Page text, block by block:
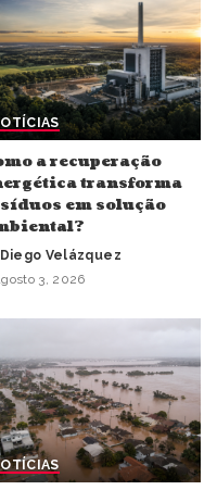
a recuperação
transforma
em solução
Diego Velázquez
3, 2026